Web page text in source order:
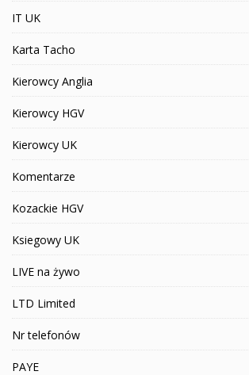
IT UK
Karta Tacho
Kierowcy Anglia
Kierowcy HGV
Kierowcy UK
Komentarze
Kozackie HGV
Ksiegowy UK
LIVE na żywo
LTD Limited
Nr telefonów
PAYE